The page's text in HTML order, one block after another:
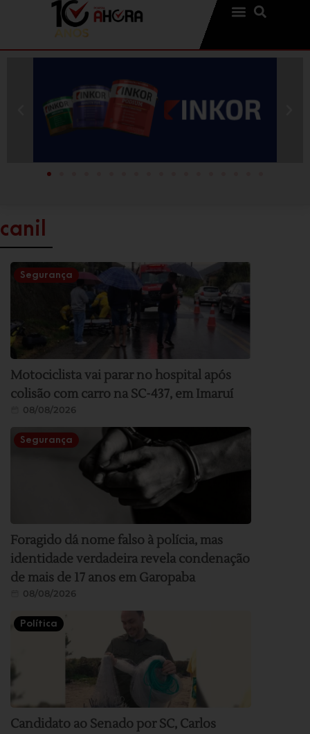
canil
Segurança
Motociclista vai parar no hospital após
colisão com carro na SC-437, em Imaruí
08/08/2026
Segurança
Foragido dá nome falso à polícia, mas
identidade verdadeira revela condenação
de mais de 17 anos em Garopaba
08/08/2026
Política
Candidato ao Senado por SC, Carlos